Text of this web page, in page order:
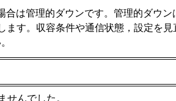
は管理的ダウンです。管理的ダウ
ます。収容条件や通信状態，設定を見
せんでした。